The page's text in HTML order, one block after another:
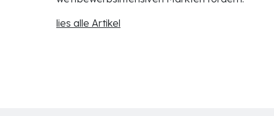
lies alle Artikel